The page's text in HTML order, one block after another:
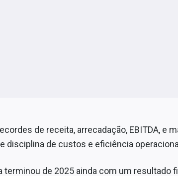
de receita, arrecadação, EBITDA, e
disciplina de custos e eficiência
terminou de 2025 ainda com um resultado